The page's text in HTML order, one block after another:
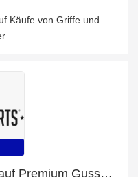
Käufe von Griffe und
Genießen Sie 30% Rabatt auf Premium Gusseisen Kurzhantelset - 20kg + 10% zusätzlichen Rabatt